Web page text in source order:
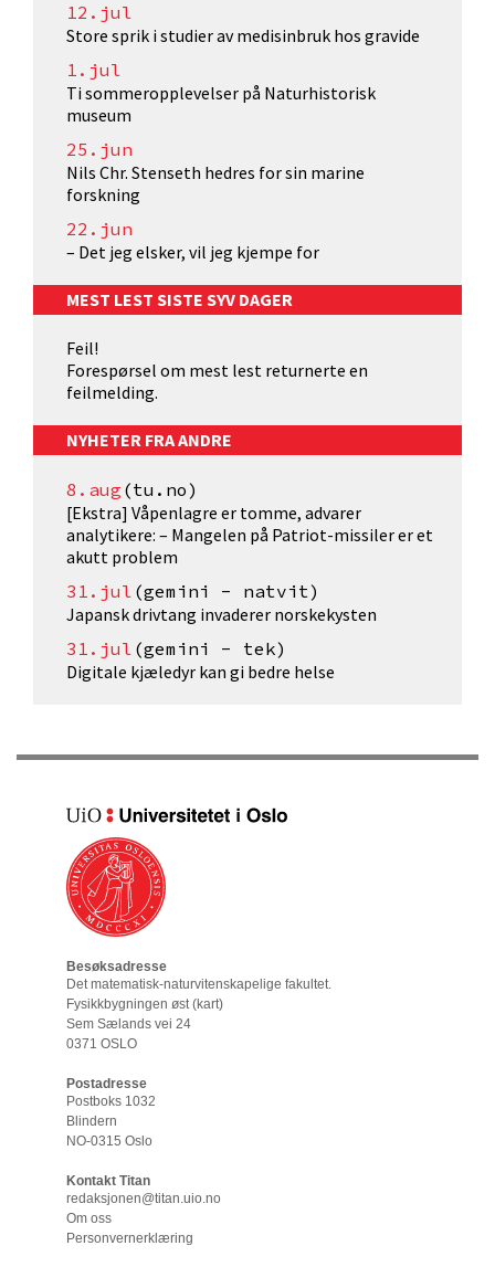
12.jul
Store sprik i studier av medisinbruk hos gravide
1.jul
Ti sommeropplevelser på Naturhistorisk
museum
25.jun
Nils Chr. Stenseth hedres for sin marine
forskning
22.jun
– Det jeg elsker, vil jeg kjempe for
MEST LEST SISTE SYV DAGER
Feil!
Forespørsel om mest lest returnerte en
feilmelding.
NYHETER FRA ANDRE
8.aug (tu.no)
[Ekstra] Våpenlagre er tomme, advarer
analytikere: – Mangelen på Patriot-missiler er et
akutt problem
31.jul (gemini - natvit)
Japansk drivtang invaderer norskekysten
31.jul (gemini - tek)
Digitale kjæledyr kan gi bedre helse
Besøksadresse
Det matematisk-naturvitenskapelige fakultet.
Fysikkbygningen øst (kart)
Sem Sælands vei 24
0371 OSLO
Postadresse
Postboks 1032
Blindern
NO-0315 Oslo
Kontakt Titan
redaksjonen@titan.uio.no
Om oss
Personvernerklæring